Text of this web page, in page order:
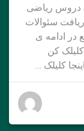
دروس ریاضی
سئوالات
در ادامه ی
نمایند. ریاضی3 اینجا کلیلک کن